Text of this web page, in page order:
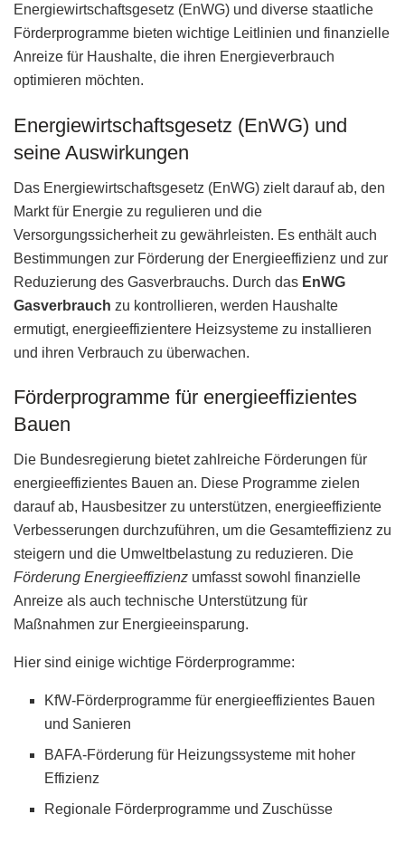
Energiewirtschaftsgesetz (EnWG) und diverse staatliche
Förderprogramme bieten wichtige Leitlinien und finanzielle
Anreize für Haushalte, die ihren Energieverbrauch
optimieren möchten.
Energiewirtschaftsgesetz (EnWG) und
seine Auswirkungen
Das Energiewirtschaftsgesetz (EnWG) zielt darauf ab, den
Markt für Energie zu regulieren und die
Versorgungssicherheit zu gewährleisten. Es enthält auch
Bestimmungen zur Förderung der Energieeffizienz und zur
Reduzierung des Gasverbrauchs. Durch das EnWG
Gasverbrauch zu kontrollieren, werden Haushalte
ermutigt, energieeffizientere Heizsysteme zu installieren
und ihren Verbrauch zu überwachen.
Förderprogramme für energieeffizientes
Bauen
Die Bundesregierung bietet zahlreiche Förderungen für
energieeffizientes Bauen an. Diese Programme zielen
darauf ab, Hausbesitzer zu unterstützen, energieeffiziente
Verbesserungen durchzuführen, um die Gesamteffizienz zu
steigern und die Umweltbelastung zu reduzieren. Die
Förderung Energieeffizienz umfasst sowohl finanzielle
Anreize als auch technische Unterstützung für
Maßnahmen zur Energieeinsparung.
Hier sind einige wichtige Förderprogramme:
KfW-Förderprogramme für energieeffizientes Bauen
und Sanieren
BAFA-Förderung für Heizungssysteme mit hoher
Effizienz
Regionale Förderprogramme und Zuschüsse